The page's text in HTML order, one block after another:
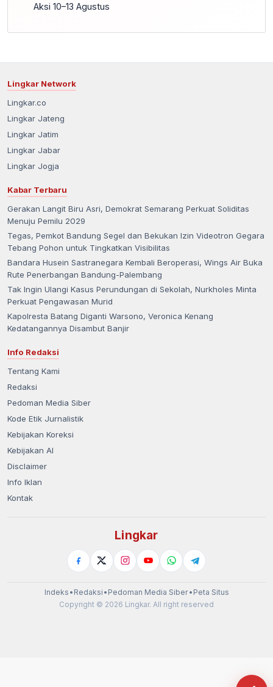
Aksi 10–13 Agustus
Lingkar Network
Lingkar.co
Lingkar Jateng
Lingkar Jatim
Lingkar Jabar
Lingkar Jogja
Kabar Terbaru
Gerakan Langit Biru Asri, Demokrat Semarang Perkuat Soliditas
Menuju Pemilu 2029
Tegas, Pemkot Bandung Segel dan Bekukan Izin Videotron Gegara
Tebang Pohon untuk Tingkatkan Visibilitas
Bandara Husein Sastranegara Kembali Beroperasi, Wings Air Buka
Rute Penerbangan Bandung-Palembang
Tak Ingin Ulangi Kasus Perundungan di Sekolah, Nurkholes Minta
Perkuat Pengawasan Murid
Kapolresta Batang Diganti Warsono, Veronica Kenang
Kedatangannya Disambut Banjir
Info Redaksi
Tentang Kami
Redaksi
Pedoman Media Siber
Kode Etik Jurnalistik
Kebijakan Koreksi
Kebijakan AI
Disclaimer
Info Iklan
Kontak
Lingkar
Indeks • Redaksi • Pedoman Media Siber• Peta Situs
Copyright © 2026 Lingkar. All right reserved